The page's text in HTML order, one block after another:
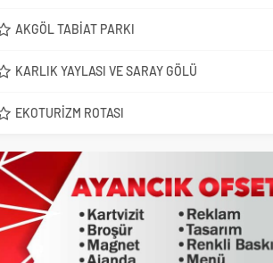
AKGÖL TABIAT PARKI
KARLIK YAYLASI VE SARAY GÖLÜ
EKOTURIZM ROTASI